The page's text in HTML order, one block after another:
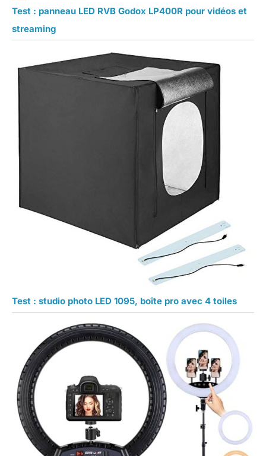
Test : panneau LED RVB Godox LP400R pour vidéos et
streaming
Test : studio photo LED 1095, boîte pro avec 4 toiles